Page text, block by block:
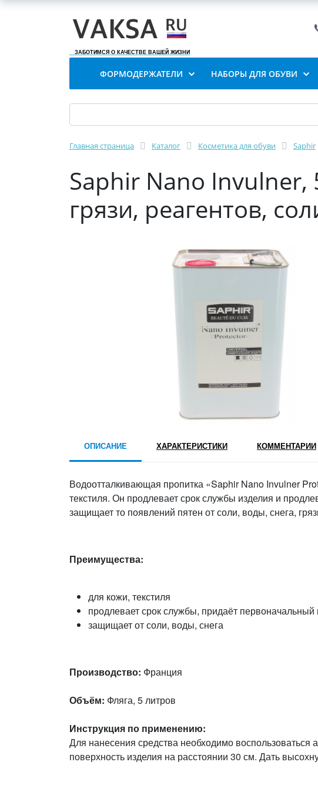
ЗАБОТИМСЯ О КАЧЕСТВЕ ВАШЕЙ ЖИЗНИ
ФОРМОДЕРЖАТЕЛИ НАБОРЫ ДЛЯ ОБУВИ
Главная страница Каталог Косметика для обуви Saphir
Saphir Nano Invulner,
грязи, реагентов,
ОПИСАНИЕ ХАРАКТЕРИСТИКИ КОММЕНТАРИИ
Водоотталкивающая пропитка «Saphir Nano Invulner
текстиля. Он продлевает срок службы изделия и
защищает то появлений пятен от соли, воды, снега,
Преимущества:
для кожи, текстиля
продлевает срок службы, придаёт первоначальный
защищает от соли, воды, снега
Производство: Франция
Объём: Фляга, 5 литров
Инструкция по применению:
Для нанесения средства необходимо
поверхность изделия на расстоянии 30 см. Дать